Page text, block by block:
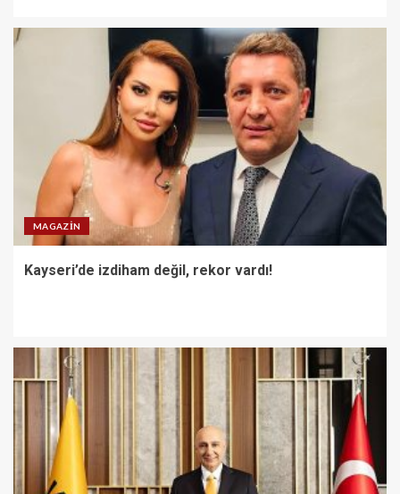
MAGAZIN
Kayseri’de izdiham değil, rekor vardı!